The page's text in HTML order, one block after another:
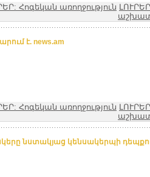
Հոգեկան առողջություն
է. news.am
Հոգեկան առողջություն
նստակյաց կենսակերպի